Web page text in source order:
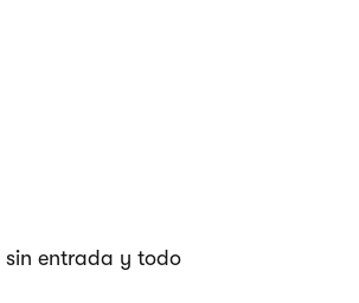
sin entrada y todo